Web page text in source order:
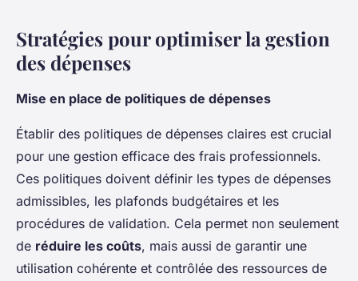
Stratégies pour optimiser la gestion
des dépenses
Mise en place de politiques de dépenses
Établir des politiques de dépenses claires est crucial
pour une gestion efficace des frais professionnels.
Ces politiques doivent définir les types de dépenses
admissibles, les plafonds budgétaires et les
procédures de validation. Cela permet non seulement
de réduire les coûts, mais aussi de garantir une
utilisation cohérente et contrôlée des ressources de